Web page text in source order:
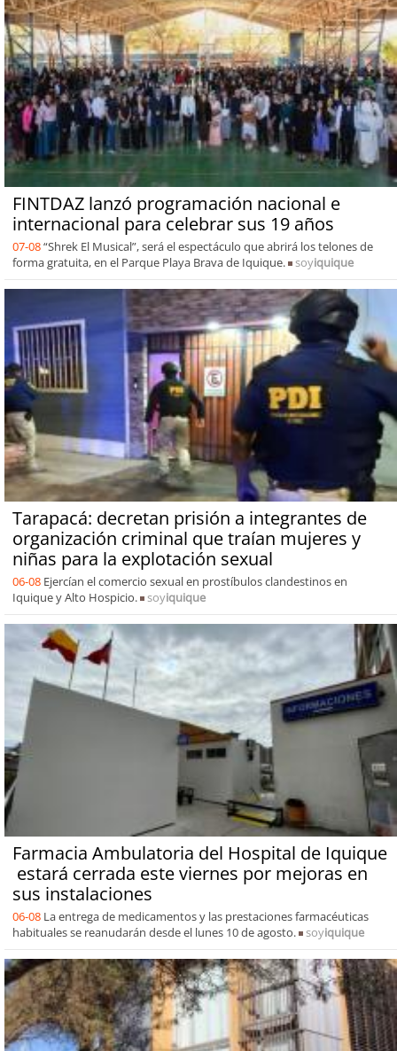
FINTDAZ lanzó programación nacional e
internacional para celebrar sus 19 años
07-08“Shrek El Musical”, será el espectáculo que abrirá los telones de
forma gratuita, en el Parque Playa Brava de Iquique.
soyiquique
Tarapacá: decretan prisión a integrantes de
organización criminal que traían mujeres y
niñas para la explotación sexual
06-08 Ejercían el comercio sexual en prostíbulos clandestinos en
Iquique y Alto Hospicio.
soyiquique
Farmacia Ambulatoria del Hospital de Iquique
estará cerrada este viernes por mejoras en
sus instalaciones
06-08 La entrega de medicamentos y las prestaciones farmacéuticas
habituales se reanudarán desde el lunes 10 de agosto.
soyiquique